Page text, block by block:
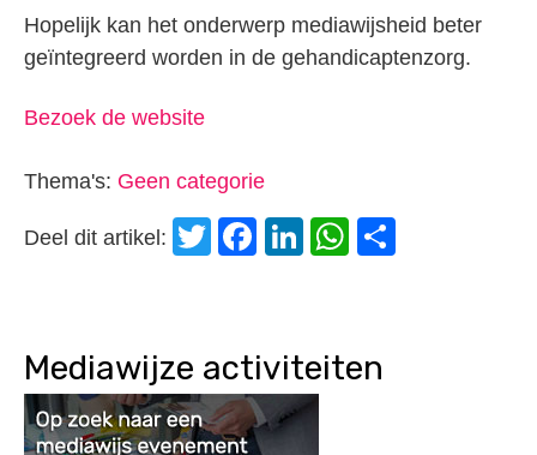
Hopelijk kan het onderwerp mediawijsheid beter
geïntegreerd worden in de gehandicaptenzorg.
Bezoek de website
Thema's: Geen categorie
Deel dit artikel: Twitter
Facebook
LinkedIn
WhatsApp
Mediawijze activiteiten